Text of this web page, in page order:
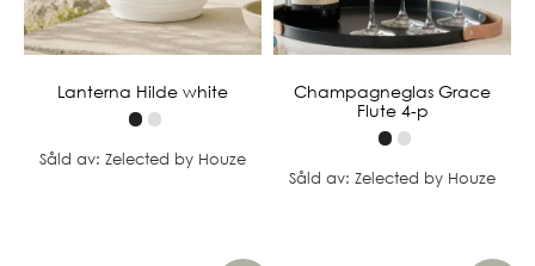
Lanterna Hilde white
Såld av: Zelected by Houze
Champagneglas Grace
Flute 4-p
Såld av: Zelected by Houze